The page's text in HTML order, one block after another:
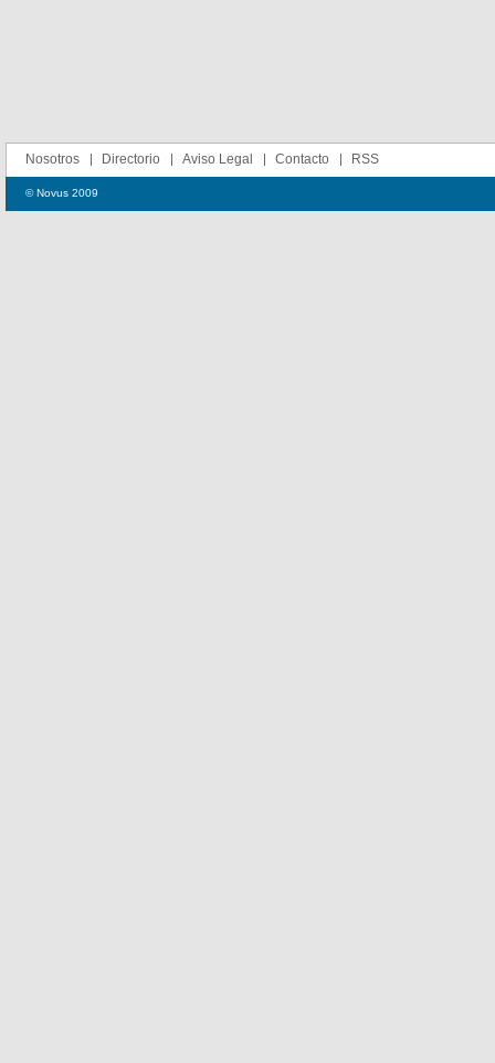
Nosotros Directorio Aviso Legal Contacto RSS
© Novus 2009